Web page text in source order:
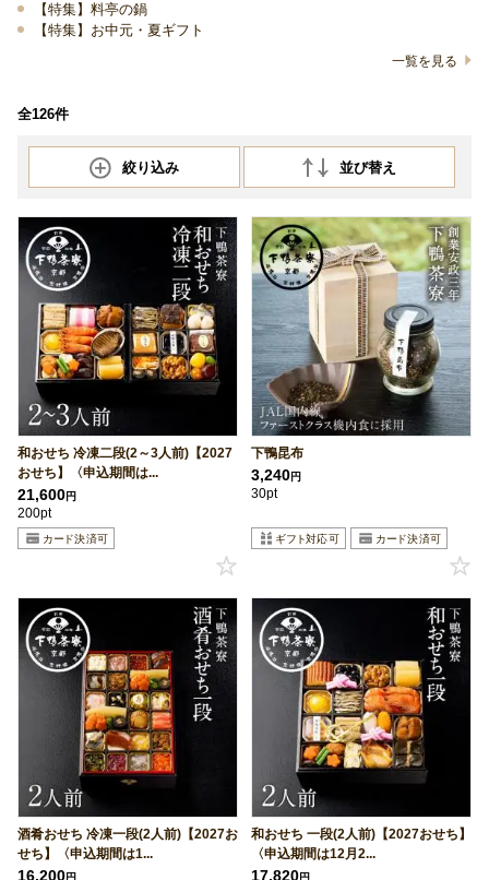
【特集】料亭の鍋
【特集】お中元・夏ギフト
一覧を見る
全126件
絞り込み 並び替え
和おせち 冷凍二段(2～3人前)【2027
おせち】〈申込期間は...
21,600円
200pt
下鴨昆布
3,240円
30pt
酒肴おせち 冷凍一段(2人前)【2027お
せち】〈申込期間は1...
16,200
和おせち 一段(2人前)【2027おせち】
〈申込期間は12月2...
17,820